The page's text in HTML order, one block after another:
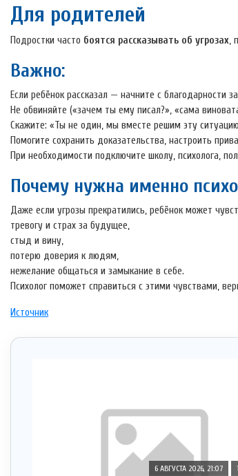
Для родителей
Подростки часто боятся рассказывать об угрозах,
Важно:
Если ребёнок рассказал — начните с благодарности
Не обвиняйте («зачем ты ему писал?», «сама
Скажите: «Ты не один, мы вместе решим эту
Помогите сохранить доказательства, настроить
При необходимости подключите школу, психолога,
Почему нужна именно
Даже если угрозы прекратились, ребёнок может
тревогу и страх за будущее,
стыд и вину,
потерю доверия к людям,
нежелание общаться и замыкание в себе.
Психолог поможет справиться с этими чувствами,
Источник
6 АВГУСТА 2026, 21:07